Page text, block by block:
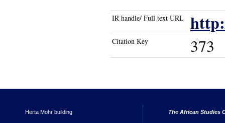
IR handle/ Full text URL
Citation Key 373
Herta Mohr building The African Studies